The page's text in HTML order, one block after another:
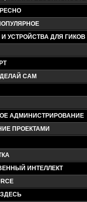
УСТРОЙСТВА ДЛЯ ГИКОВ
САМ
АДМИНИСТРИРОВАНИЕ
ПРОЕКТАМИ
ИНТЕЛЛЕКТ